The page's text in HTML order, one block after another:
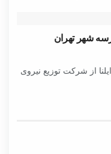
از شرکت توزیع نیروی